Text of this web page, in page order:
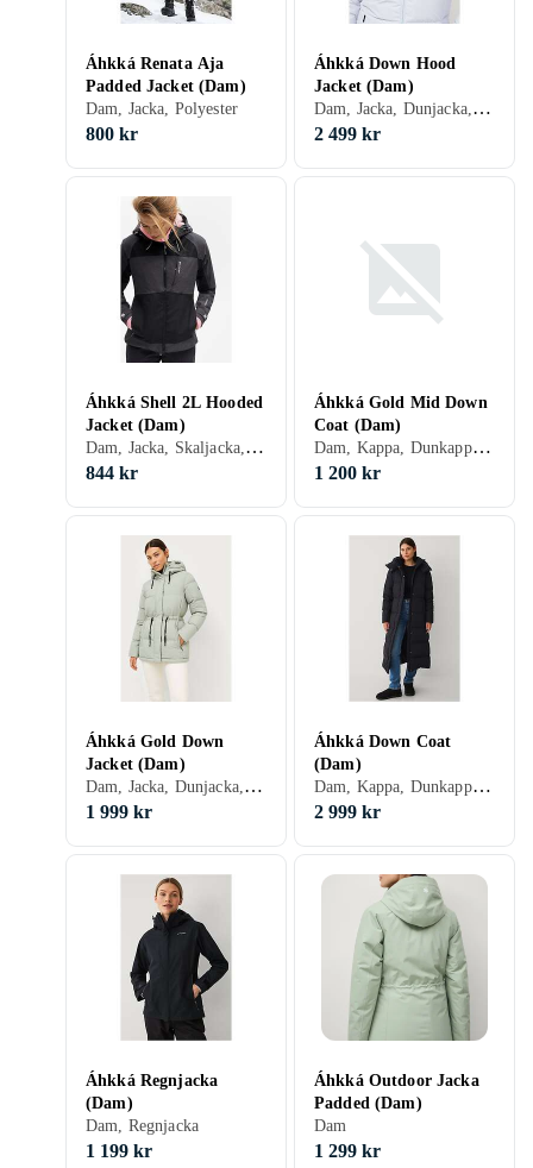
Áhkká Renata Aja
Padded Jacket (Dam)
Dam, Jacka, Polyester
800 kr
Áhkká Down Hood
Jacket (Dam)
Dam, Jacka, Dunjacka, Vinter, Polyester
2 499 kr
Áhkká Shell 2L Hooded
Jacket (Dam)
Dam, Jacka, Skaljacka, Regnjacka, Vindjacka, Vinter, Vår/höst
844 kr
Áhkká Gold Mid Down
Coat (Dam)
Dam, Kappa, Dunkappa, Vinter, Nylon/Polyamid, Polyester, Fuskpäls
1 200 kr
Áhkká Gold Down
Jacket (Dam)
Dam, Jacka, Dunjacka, Vinter, Nylon/Polyamid, Polyester
1 999 kr
Áhkká Down Coat
(Dam)
Dam, Kappa, Dunkappa, Vinter
2 999 kr
Áhkká Regnjacka
(Dam)
Dam, Regnjacka
1 199 kr
Áhkká Outdoor Jacka
Padded (Dam)
Dam
1 299 kr